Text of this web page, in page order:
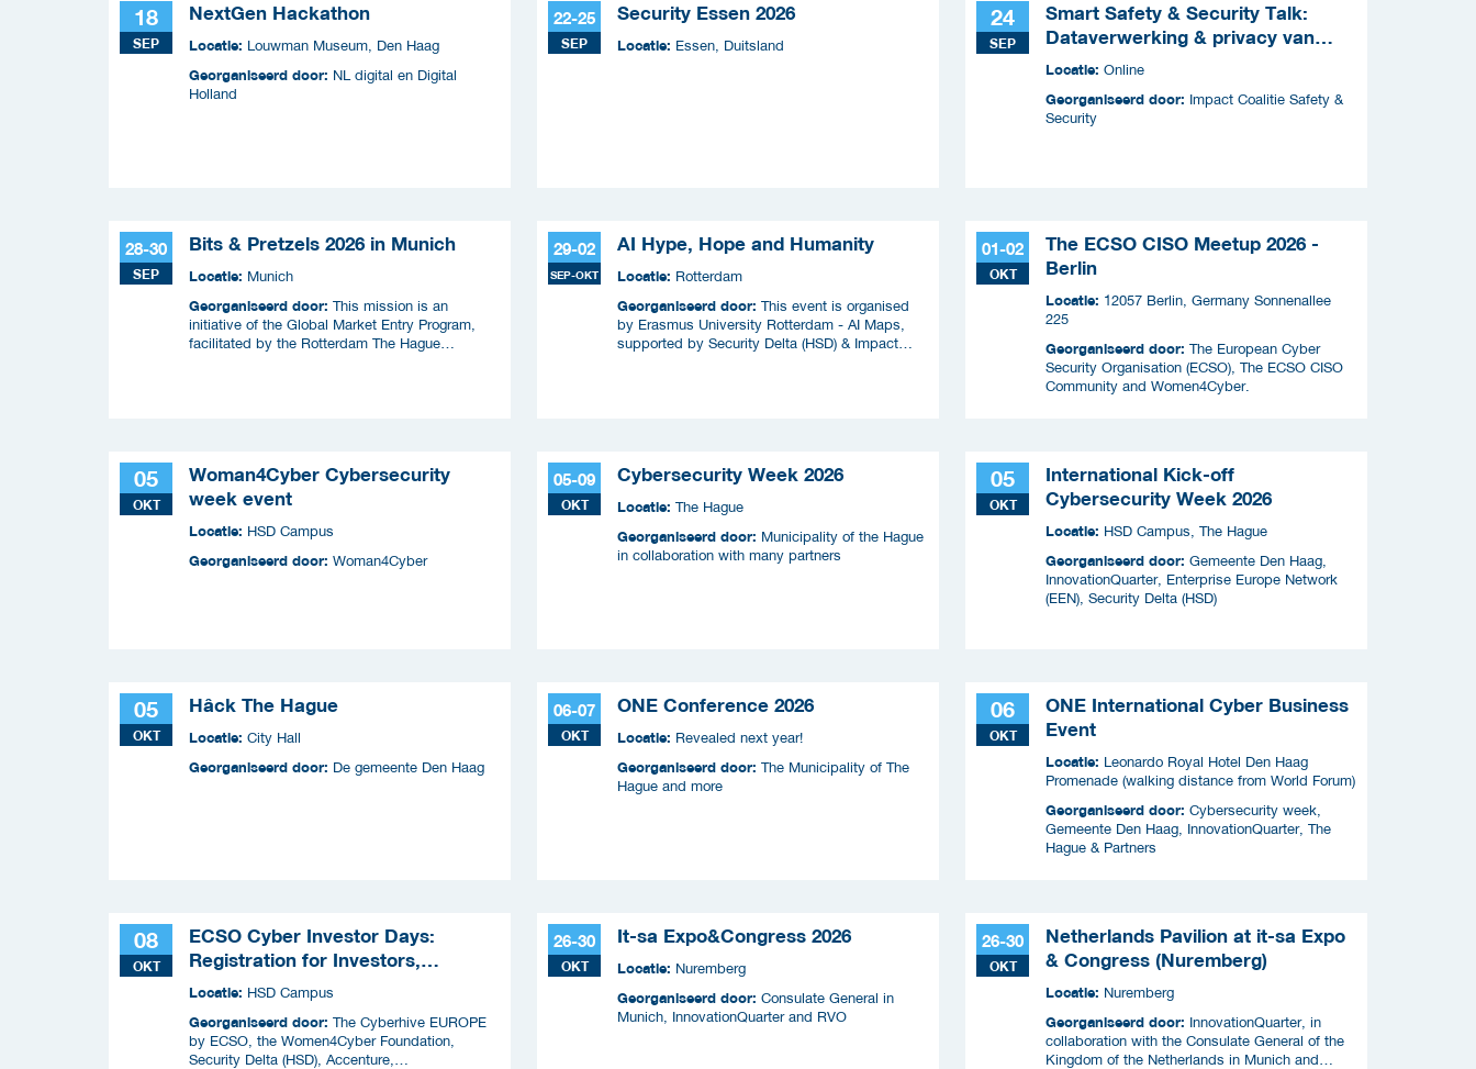
18
SEP
NextGen Hackathon
Locatie: Louwman Museum, Den Haag
Georganiseerd door: NL digital en Digital
Holland
22-25
SEP
Security Essen 2026
Locatie: Essen, Duitsland
24
SEP
Smart Safety & Security Talk:
Dataverwerking & privacy van
slimme apparaten
Locatie: Online
Georganiseerd door: Impact Coalitie Safety &
Security
28-30
SEP
Bits & Pretzels 2026 in Munich
Locatie: Munich
Georganiseerd door: This mission is an
initiative of the Global Market Entry Program,
facilitated by the Rotterdam The Hague
29-02
SEP-OKT
AI Hype, Hope and Humanity
Locatie: Rotterdam
Georganiseerd door: This event is organised
by Erasmus University Rotterdam - AI Maps,
supported by Security Delta (HSD) & Impact
01-02
OKT
The ECSO CISO Meetup 2026 -
Berlin
Locatie: 12057 Berlin, Germany Sonnenallee
225
Georganiseerd door: The European Cyber
Security Organisation (ECSO), The ECSO CISO
Community and Women4Cyber.
05
OKT
Woman4Cyber Cybersecurity
week event
Locatie: HSD Campus
Georganiseerd door: Woman4Cyber
05-09
OKT
Cybersecurity Week 2026
Locatie: The Hague
Georganiseerd door: Municipality of the Hague
in collaboration with many partners
05
OKT
International Kick-off
Cybersecurity Week 2026
Locatie: HSD Campus, The Hague
Georganiseerd door: Gemeente Den Haag,
InnovationQuarter, Enterprise Europe Network
(EEN), Security Delta (HSD)
05
OKT
Hâck The Hague
Locatie: City Hall
Georganiseerd door: De gemeente Den Haag
06-07
OKT
ONE Conference 2026
Locatie: Revealed next year!
Georganiseerd door: The Municipality of The
Hague and more
06
OKT
ONE International Cyber Business
Event
Locatie: Leonardo Royal Hotel Den Haag
Promenade (walking distance from World Forum)
Georganiseerd door: Cybersecurity week,
Gemeente Den Haag, InnovationQuarter, The
Hague & Partners
08
OKT
ECSO Cyber Investor Days:
Registration for Investors,
Integrators, and Cybersecurity
Enthusiasts 2026
Locatie: HSD Campus
Georganiseerd door: The Cyberhive EUROPE
by ECSO, the Women4Cyber Foundation,
Security Delta (HSD), Accenture,
26-30
OKT
It-sa Expo&Congress 2026
Locatie: Nuremberg
Georganiseerd door: Consulate General in
Munich, InnovationQuarter and RVO
26-30
OKT
Netherlands Pavilion at it-sa Expo
& Congress (Nuremberg)
Locatie: Nuremberg
Georganiseerd door: InnovationQuarter, in
collaboration with the Consulate General of the
Kingdom of the Netherlands in Munich and